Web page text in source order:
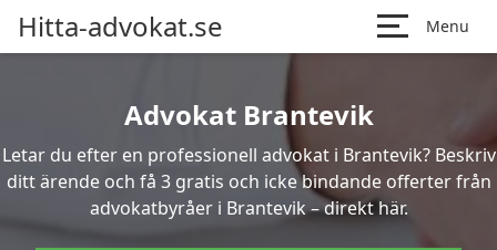
Hitta-advokat.se Menu
Advokat Brantevik
Letar du efter en professionell advokat i Brantevik? Beskriv
ditt ärende och få 3 gratis och icke bindande offerter från
advokatbyråer i Brantevik – direkt här.